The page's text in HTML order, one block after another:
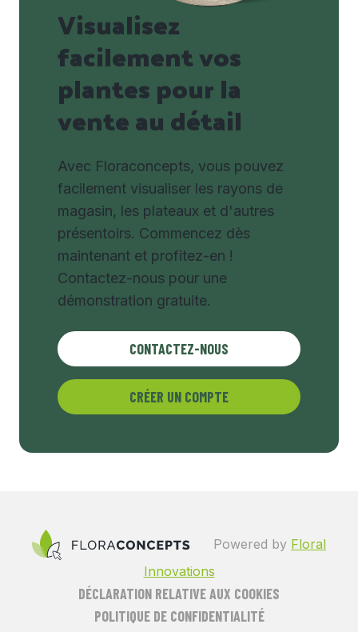
Visualisez
facilement vos
plantes pour la
vente au détail
Avec Floraconcepts, vous pouvez
facilement visualiser les rayons de
magasin, les plateaux et d'autres
présentoirs. Commencez dès
maintenant et profitez-en !
Contactez-nous pour une
démonstration gratuite.
CONTACTEZ-NOUS
CRÉER UN COMPTE
Powered by Floral
Innovations
DÉCLARATION RELATIVE AUX COOKIES
POLITIQUE DE CONFIDENTIALITÉ